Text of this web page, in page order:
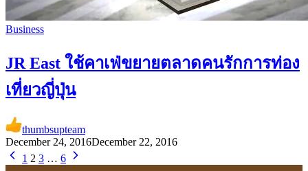
Business
JR East ใช้คาเฟ่ขยายตลาดคนรักการท่อง
เที่ยวญี่ปุ่น
thumbsupteam
December 24, 2016December 22, 2016
1 2 3 … 6